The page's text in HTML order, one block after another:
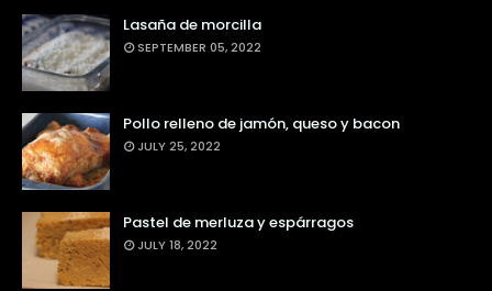
Lasaña de morcilla
SEPTEMBER 05, 2022
Pollo relleno de jamón, queso y bacon
JULY 25, 2022
Pastel de merluza y espárragos
JULY 18, 2022